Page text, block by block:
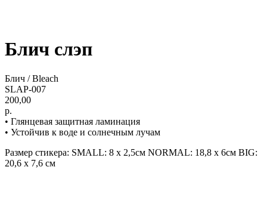
Блич слэп
Блич / Bleach
SLAP-007
200,00
р.
• Глянцевая защитная ламинация
• Устойчив к воде и солнечным лучам
Размер стикера: SMALL: 8 х 2,5см NORMAL: 18,8 х 6см BIG:
20,6 х 7,6 см